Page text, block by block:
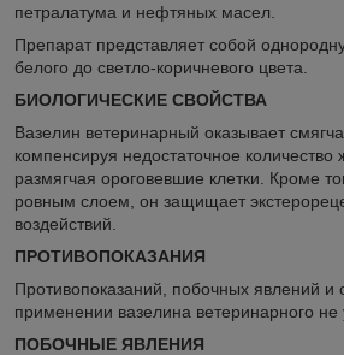
петралатума и нефтяных масел.
Препарат представляет собой
белого до светло-коричневого цвета.
БИОЛОГИЧЕСКИЕ СВОЙСТВА
Вазелин ветеринарный оказывает
компенсируя недостаточное количество
размягчая ороговевшие клетки. Кроме
ровным слоем, он защищает
воздействий.
ПРОТИВОПОКАЗАНИЯ
Противопоказаний, побочных явлений и
применении вазелина ветеринарного не
ПОБОЧНЫЕ ЯВЛЕНИЯ